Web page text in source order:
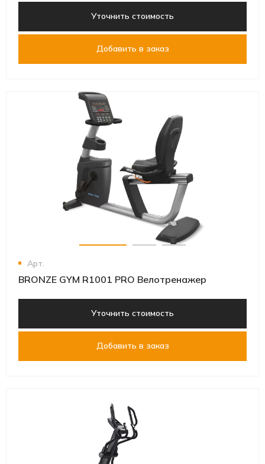
Уточнить стоимость
Добавить в заказ
Арт.
BRONZE GYM R1001 PRO Велотренажер
Уточнить стоимость
Добавить в заказ